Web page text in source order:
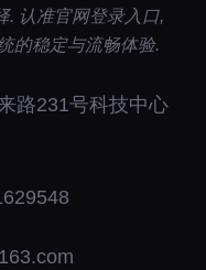
. 认准官网登录入口,
的稳定与流畅体验.
路231号科技中心